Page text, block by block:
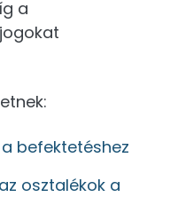
a
befektetéshez
osztalékok a